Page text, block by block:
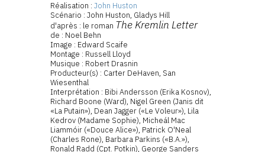
Réalisation : John Huston
Scénario : John Huston, Gladys Hill
d'après : le roman The Kremlin Letter
de : Noel Behn
Image : Edward Scaife
Montage : Russell Lloyd
Musique : Robert Drasnin
Producteur(s) : Carter DeHaven, San
Wiesenthal
Interprétation : Bibi Andersson (Erika Kosnov),
Richard Boone (Ward), Nigel Green (Janis dit
«La Putain»), Dean Jagger («Le Voleur»), Lila
Kedrov (Madame Sophie), Micheál Mac
Liammóir («Douce Alice»), Patrick O'Neal
(Charles Rone), Barbara Parkins («B.A.»),
Ronald Radd (Cpt. Potkin), George Sanders